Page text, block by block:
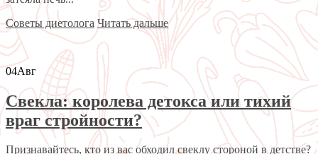
Советы диетолога Читать дальше
04Авг
Свекла: королева детокса или тихий
враг стройности?
Признавайтесь, кто из вас обходил свеклу стороной в детстве?